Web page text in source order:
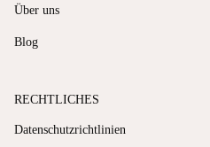
Über uns
Blog
RECHTLICHES
Datenschutzrichtlinien